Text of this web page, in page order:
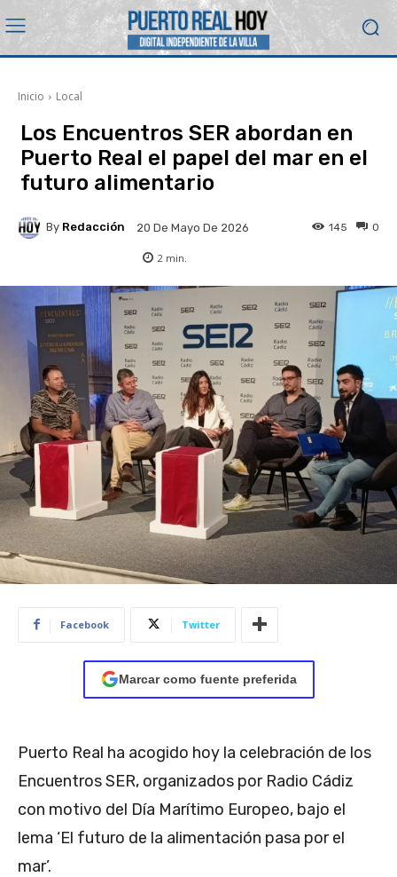
Inicio Local
Los Encuentros SER abordan en
Puerto Real el papel del mar en el
futuro alimentario
By Redacción 20 De Mayo De 2026 0
145
2 min.
Facebook Twitter
Marcar como fuente preferida
Puerto Real ha acogido hoy la celebración de los
Encuentros SER, organizados por Radio Cádiz
con motivo del Día Marítimo Europeo, bajo el
lema ‘El futuro de la alimentación pasa por el
mar’.